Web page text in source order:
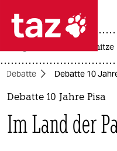
 taz
taz
politik
hitze
Debatte Debatte 10
Debatte 10 Jahre Pisa
Im Land der